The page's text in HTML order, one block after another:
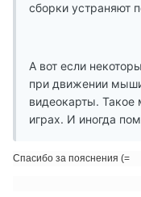
сборки устраняют
А вот если
при движении
видеокарты.
играх. И иногда
Спасибо за пояснения (=